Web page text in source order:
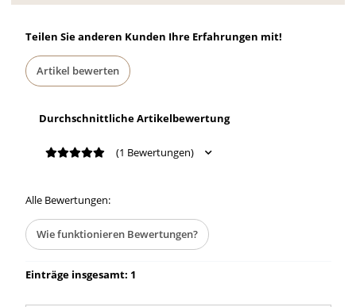
Durchschnittliche Artikelbewertung
(1 Bewertungen)
Teilen Sie anderen Kunden Ihre Erfahrungen mit!
Artikel bewerten
Alle Bewertungen:
Wie funktionieren Bewertungen?
Einträge insgesamt: 1